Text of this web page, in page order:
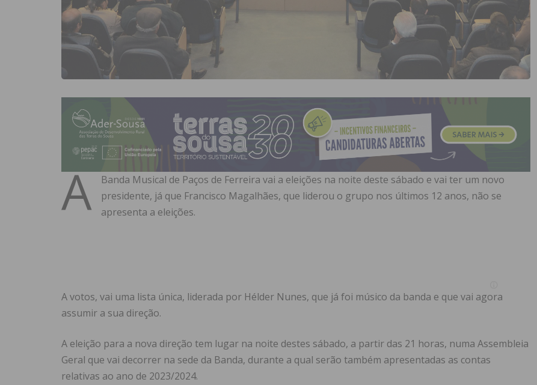
A
Banda Musical de Paços de Ferreira vai a eleições na noite deste sábado e vai ter um novo
presidente, já que Francisco Magalhães, que liderou o grupo nos últimos 12 anos, não se
apresenta a eleições.
A votos, vai uma lista única, liderada por Hélder Nunes, que já foi músico da banda e que vai agora
assumir a sua direção.
A eleição para a nova direção tem lugar na noite destes sábado, a partir das 21 horas, numa Assembleia
Geral que vai decorrer na sede da Banda, durante a qual serão também apresentadas as contas
relativas ao ano de 2023/2024.